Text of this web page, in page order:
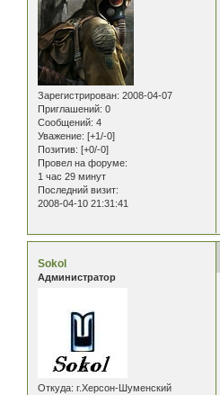
Зарегистрирован: 2008-04-07
Приглашений: 0
Сообщений: 4
Уважение: [+1/-0]
Позитив: [+0/-0]
Провел на форуме:
1 час 29 минут
Последний визит:
2008-04-10 21:31:41
Sokol
Администратор
Откуда: г.Херсон-Шуменский